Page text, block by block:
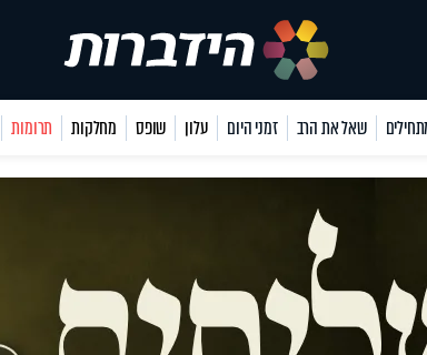
שאל את הרב זמני היום עלון שופס מחלקות תרומות